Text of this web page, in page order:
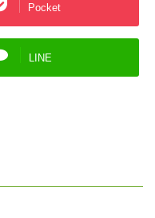
Pocket
LINE